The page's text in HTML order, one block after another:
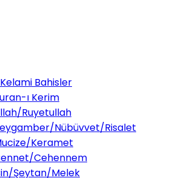
Bahisler
ı Kerim
Ruyetullah
Nübüvvet/Risalet
Keramet
Cehennem
Şeytan/Melek